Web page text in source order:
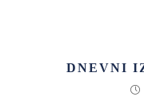
DNEVNI